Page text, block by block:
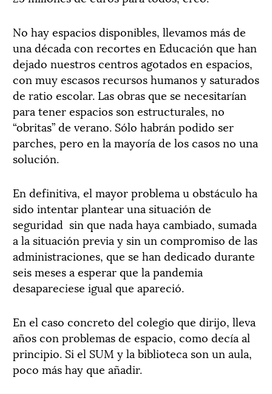
No hay espacios disponibles, llevamos más de
una década con recortes en Educación que han
dejado nuestros centros agotados en espacios,
con muy escasos recursos humanos y saturados
de ratio escolar. Las obras que se necesitarían
para tener espacios son estructurales, no
“obritas” de verano. Sólo habrán podido ser
parches, pero en la mayoría de los casos no una
solución.
En definitiva, el mayor problema u obstáculo ha
sido intentar plantear una situación de
seguridad sin que nada haya cambiado, sumada
a la situación previa y sin un compromiso de las
administraciones, que se han dedicado durante
seis meses a esperar que la pandemia
desapareciese igual que apareció.
En el caso concreto del colegio que dirijo, lleva
años con problemas de espacio, como decía al
principio. Si el SUM y la biblioteca son un aula,
poco más hay que añadir.